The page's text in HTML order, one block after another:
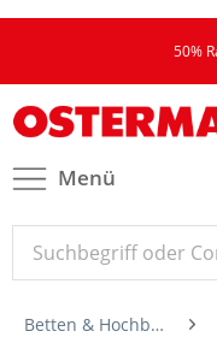
50%
Menü
Betten & Hochbetten